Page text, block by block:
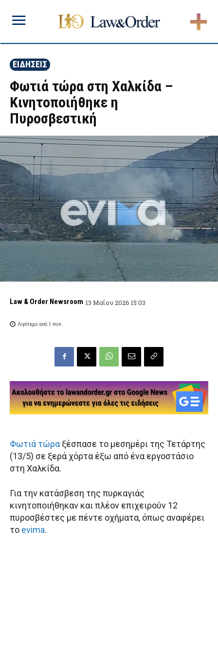
ΕΙΔΗΣΕΙΣ
Φωτιά τώρα στη Χαλκίδα –
Κινητοποιήθηκε η
Πυροσβεστική
Law & Order Newsroom 13 Μαΐου 2026 15:03
Λιγότερο από 1 min.
Φωτιά τώραξέσπασε το μεσημέρι της Τετάρτης
(13/5) σε ξερά χόρτα έξω από ένα εργοστάσιο
στη Χαλκίδα.
Για την κατάσβεση της πυρκαγιάς
κινητοποιήθηκαν και πλέον επιχειρούν 12
πυροσβέστες με πέντε οχήματα, όπως αναφέρει
το evima.